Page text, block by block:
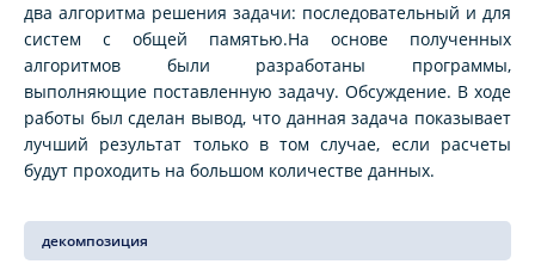
два алгоритма решения задачи: последовательный и для
систем с общей памятью.На основе полученных
алгоритмов были разработаны программы,
выполняющие поставленную задачу. Обсуждение. В ходе
работы был сделан вывод, что данная задача показывает
лучший результат только в том случае, если расчеты
будут проходить на большом количестве данных.
декомпозиция